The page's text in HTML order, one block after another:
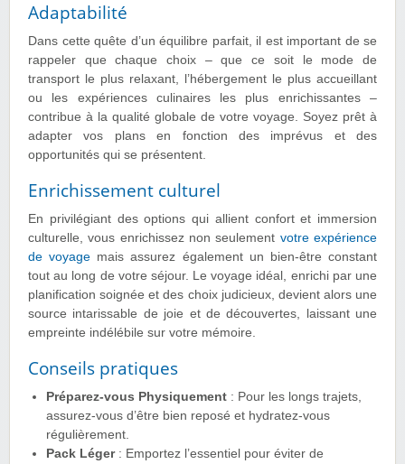
Adaptabilité
Dans cette quête d’un équilibre parfait, il est important de se
rappeler que chaque choix – que ce soit le mode de
transport le plus relaxant, l’hébergement le plus accueillant
ou les expériences culinaires les plus enrichissantes –
contribue à la qualité globale de votre voyage. Soyez prêt à
adapter vos plans en fonction des imprévus et des
opportunités qui se présentent.
Enrichissement culturel
En privilégiant des options qui allient confort et immersion
culturelle, vous enrichissez non seulement votre expérience
de voyage mais assurez également un bien-être constant
tout au long de votre séjour. Le voyage idéal, enrichi par une
planification soignée et des choix judicieux, devient alors une
source intarissable de joie et de découvertes, laissant une
empreinte indélébile sur votre mémoire.
Conseils pratiques
Préparez-vous Physiquement : Pour les longs trajets,
assurez-vous d’être bien reposé et hydratez-vous
régulièrement.
Pack Léger: Emportez l’essentiel pour éviter de